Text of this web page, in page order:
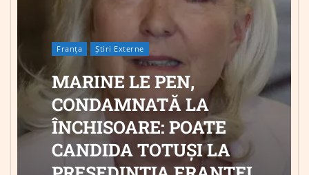
Franța Știri Externe
MARINE LE PEN,
CONDAMNATĂ LA
ÎNCHISOARE: POATE
CANDIDA TOTUȘI LA